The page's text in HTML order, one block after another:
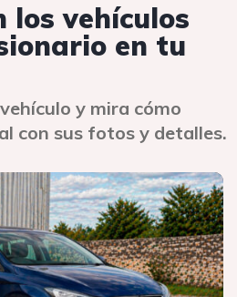
los vehículos
en tu
y mira cómo
con sus fotos y detalles.